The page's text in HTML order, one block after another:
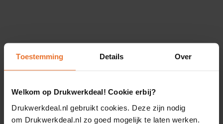
Toestemming Details Over
Welkom op Drukwerkdeal! Cookie erbij?
Drukwerkdeal.nl gebruikt cookies. Deze zijn nodig
om Drukwerkdeal.nl zo goed mogelijk te laten werken.